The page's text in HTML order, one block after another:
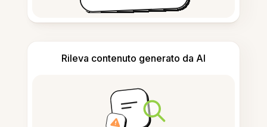
Rileva contenuto generato da AI